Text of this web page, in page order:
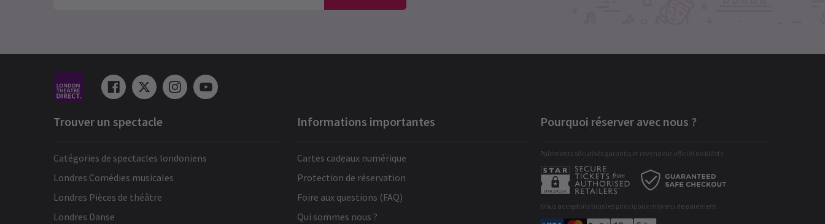
Trouver un spectacle
Catégories de spectacles londoniens
Londres Comédies musicales
Londres Pièces de théâtre
Londres Danse
Informations importantes
Cartes cadeaux numérique
Protection de réservation
Foire aux questions (FAQ)
Qui sommes nous ?
Pourquoi réserver avec nous ?
Paiements sécurisés garantis et revendeur officiel de billets
Nous acceptons tous les principaux moyens de paiement